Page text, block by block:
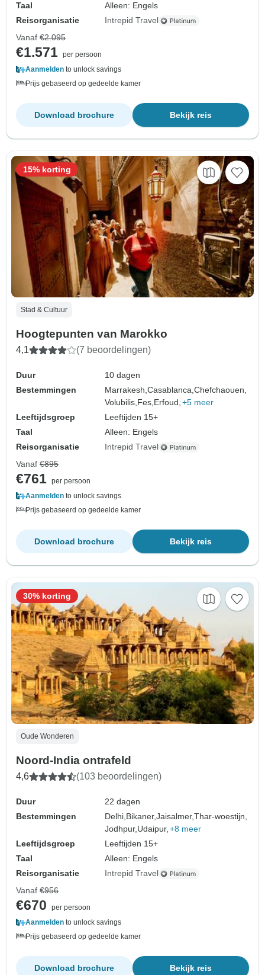
Taal
Alleen: Engels
Reisorganisatie
Intrepid Travel
Vanaf €2.095
€1.571 per persoon
Aanmelden to unlock savings
Prijs gebaseerd op gedeelde kamer
Bekijk reis
Download brochure
Stad & Cultuur
Hoogtepunten van Marokko
4,1 (7 beoordelingen)
Duur
10 dagen
Bestemmingen
Marrakesh,Casablanca,Chefchaouen,
Volubilis,Fes,Erfoud, +5 meer
Leeftijdsgroep
Leeftijden 15+
Taal
Alleen: Engels
Reisorganisatie
Intrepid Travel
15% korting
Vanaf €895
€761 per persoon
Aanmelden to unlock savings
Prijs gebaseerd op gedeelde kamer
Bekijk reis
Download brochure
Oude Wonderen
Noord-India ontrafeld
4,6 (103 beoordelingen)
Duur
22 dagen
Bestemmingen
Delhi,Bikaner,Jaisalmer,Thar-woestijn,
Jodhpur,Udaipur, +8 meer
Leeftijdsgroep
Leeftijden 15+
Taal
Alleen: Engels
Reisorganisatie
Intrepid Travel
30% korting
Vanaf €956
€670
per persoon
Aanmelden to unlock savings
Prijs gebaseerd op gedeelde kamer
Bekijk reis
Download brochure